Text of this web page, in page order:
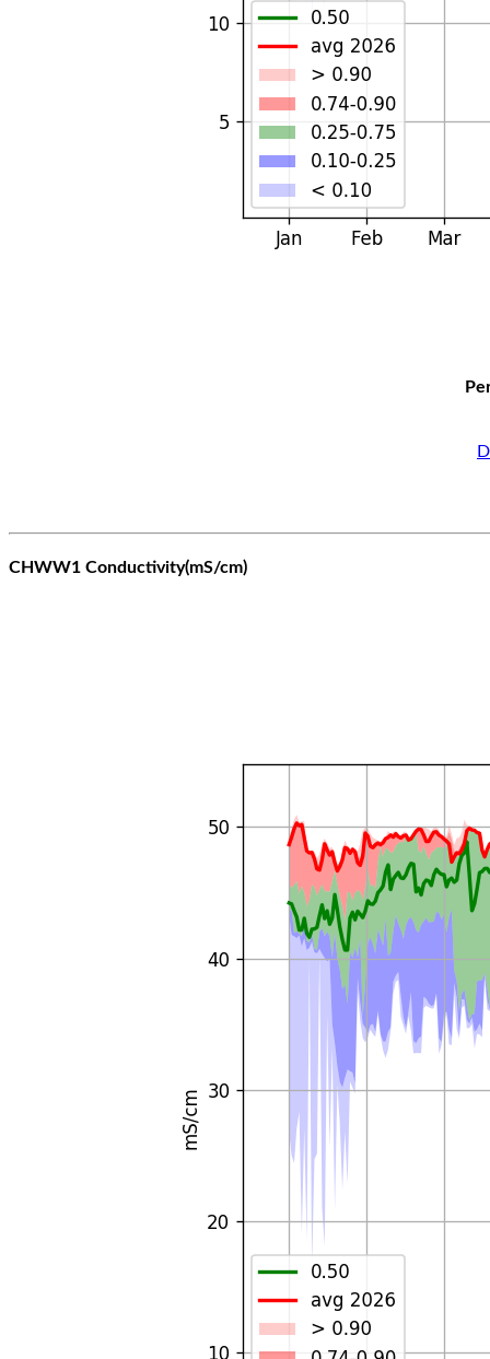
CHWW1 Conductivity(mS/cm)